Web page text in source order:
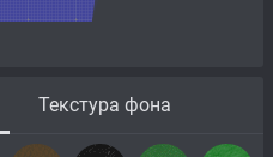
Текстура фона